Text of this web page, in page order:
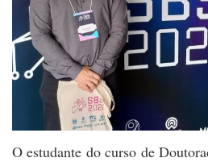
O estudante do curso de